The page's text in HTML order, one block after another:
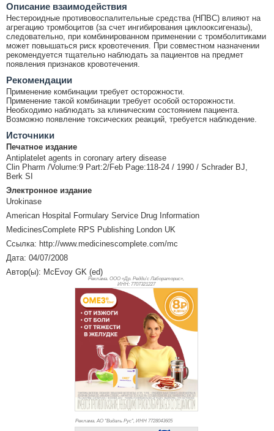
Описание взаимодействия
Нестероидные противовоспалительные средства (НПВС) влияют на
агрегацию тромбоцитов (за счет ингибирования циклооксигеназы),
следовательно, при комбинированном применении с тромболитиками
может повышаться риск кровотечения. При совместном назначении
рекомендуется тщательно наблюдать за пациентов на предмет
появления признаков кровотечения.
Рекомендации
Применение комбинации требует осторожности.
Применение такой комбинации требует особой осторожности.
Необходимо наблюдать за клиническим состоянием пациента.
Возможно появление токсических реакций, требуется наблюдение.
Источники
Печатное издание
Antiplatelet agents in coronary artery disease
Clin Pharm /Volume:9 Part:2/Feb Page:118-24 / 1990 / Schrader BJ,
Berk SI
Электронное издание
Urokinase
American Hospital Formulary Service Drug Information
MedicinesComplete RPS Publishing London UK
Ссылка: http://www.medicinescomplete.com/mc
Дата: 04/07/2008
Автор(ы): McEvoy GK (ed)
Реклама. ООО «Др. Редди’с Лабораторис»,
ИНН: 7707321227
Реклама. АО "Видаль Рус", ИНН 7728043605